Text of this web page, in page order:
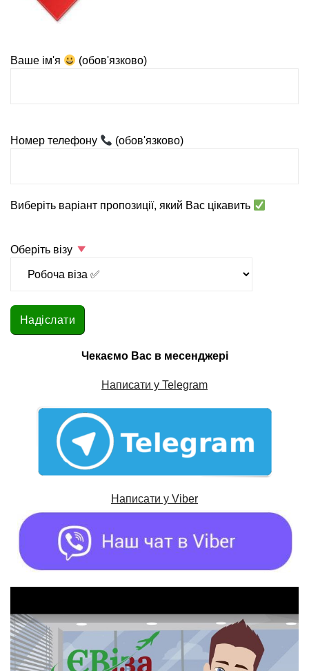
Ваше ім'я (обов'язково)
Номер телефону (обов'язково)
Виберіть варіант пропозиції, який Вас цікавить
Оберіть візу
Чекаємо Вас в месенджері
Написати у Telegram
Написати у Viber